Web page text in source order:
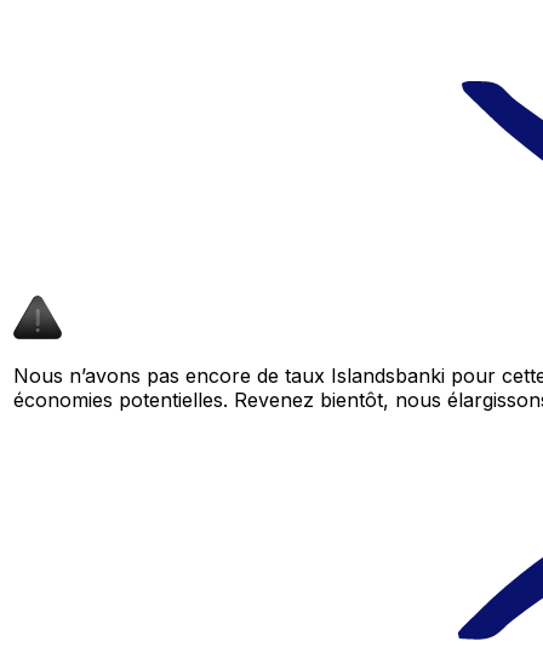
Nous n’avons pas encore de taux Islandsbanki pour
économies potentielles. Revenez bientôt, nous